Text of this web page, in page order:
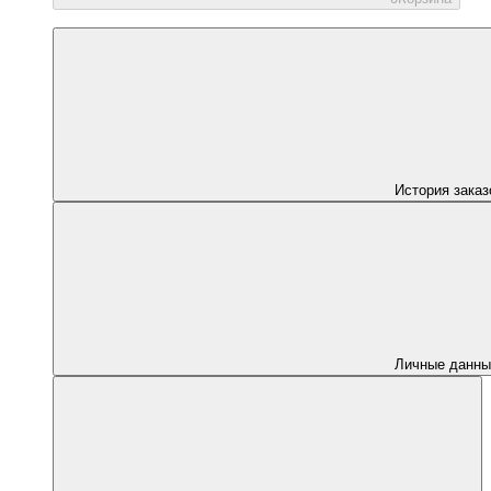
История
Личные